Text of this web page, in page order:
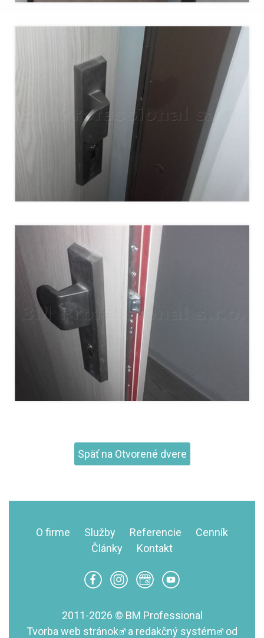
Späť na Otvorené dvere
O firme Služby Referencie
Cenník
Články
Kontakt
2011-2026 © BM Professional
Tvorba web stránok
a redakčný systém od